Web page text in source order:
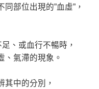
部位出現的”血虛”，
足、或血行不暢時，
、氣滯的現象。
其中的分別，